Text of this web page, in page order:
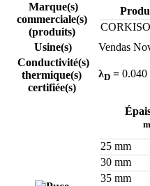
Marque(s)
commerciale(s)
(produits)
Usine(s)
Vendas
Conductivité(s)
thermique(s)
certifiée(s)
λD =
25 mm
30 mm
35 mm